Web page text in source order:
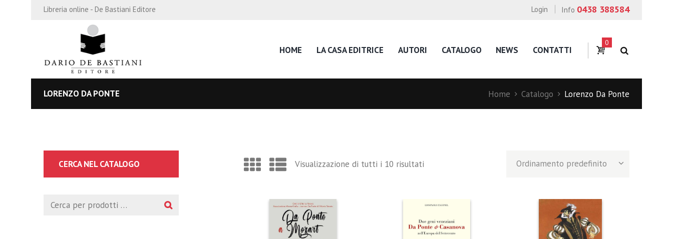
Libreria online - De Bastiani Editore Info 0438 388584
Login
HOME LA CASA EDITRICE AUTORI CATALOGO NEWS CONTATTI
0
LORENZO DA PONTE Home Catalogo Lorenzo Da Ponte
Visualizzazione di tutti i 10 risultati
CERCA NEL CATALOGO